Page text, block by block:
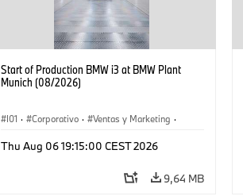
Start of Production BMW i3 at BMW Plant
Munich (08/2026)
I01 · Corporativo · Ventas y Marketing ·
Thu Aug 06 19:15:00 CEST 2026
9,64 MB